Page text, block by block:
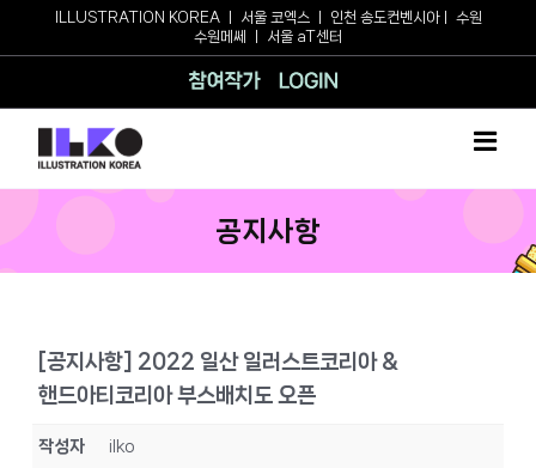
ILLUSTRATION KOREAㅣ 서울 코엑스 인천 송도컨벤시아ㅣ 수원
수원메쎄
서울 aT센터
참여작가
공지사항
[공지사항] 2022 일산 일러스트코리아 &
핸드아티코리아 부스배치도 오픈
작성자 ilko